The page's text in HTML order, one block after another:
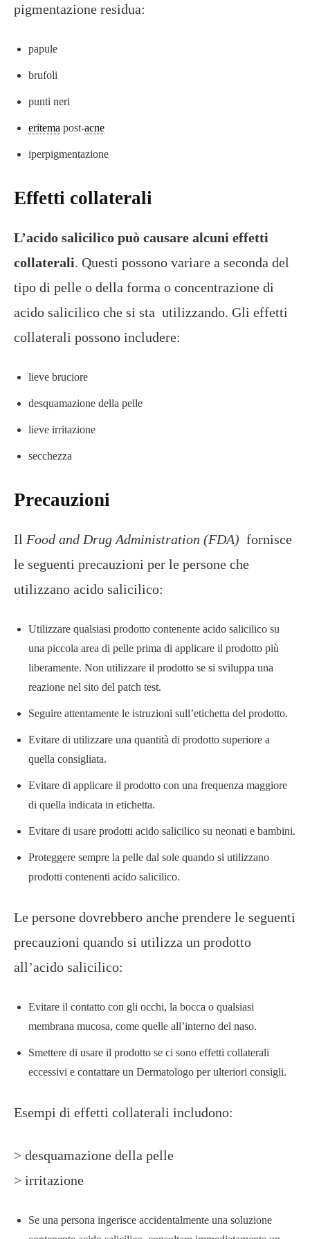
pigmentazione residua:
papule
brufoli
punti neri
eritema post-acne
iperpigmentazione
Effetti collaterali
L’acido salicilico può causare alcuni effetti
collaterali. Questi possono variare a seconda del
tipo di pelle o della forma o concentrazione di
acido salicilico che si sta utilizzando. Gli effetti
collaterali possono includere:
lieve bruciore
desquamazione della pelle
lieve irritazione
secchezza
Precauzioni
Il Food and Drug Administration (FDA) fornisce
le seguenti precauzioni per le persone che
utilizzano acido salicilico:
Utilizzare qualsiasi prodotto contenente acido salicilico su
una piccola area di pelle prima di applicare il prodotto più
liberamente. Non utilizzare il prodotto se si sviluppa una
reazione nel sito del patch test.
Seguire attentamente le istruzioni sull’etichetta del prodotto.
Evitare di utilizzare una quantità di prodotto superiore a
quella consigliata.
Evitare di applicare il prodotto con una frequenza maggiore
di quella indicata in etichetta.
Evitare di usare prodotti acido salicilico su neonati e bambini.
Proteggere sempre la pelle dal sole quando si utilizzano
prodotti contenenti acido salicilico.
Le persone dovrebbero anche prendere le seguenti
precauzioni quando si utilizza un prodotto
all’acido salicilico:
Evitare il contatto con gli occhi, la bocca o qualsiasi
membrana mucosa, come quelle all’interno del naso.
Smettere di usare il prodotto se ci sono effetti collaterali
eccessivi e contattare un Dermatologo per ulteriori consigli.
Esempi di effetti collaterali includono:
> desquamazione della pelle
> irritazione
Se una persona ingerisce accidentalmente una soluzione